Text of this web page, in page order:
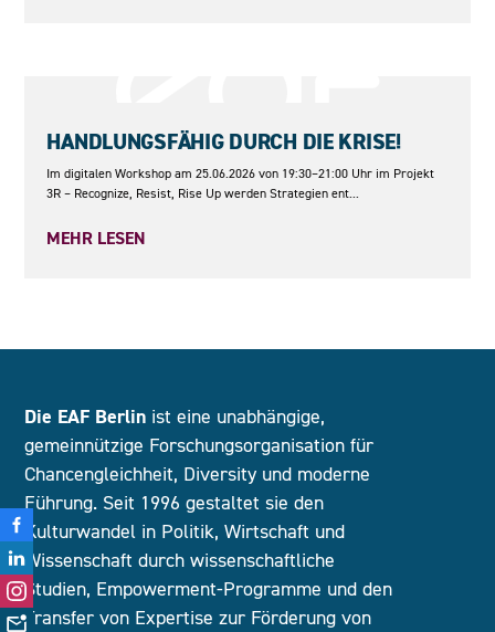
HANDLUNGSFÄHIG DURCH DIE KRISE!
Im digitalen Workshop am 25.06.2026 von 19:30–21:00 Uhr im Projekt
3R – Recognize, Resist, Rise Up werden Strategien ent...
MEHR LESEN
Die EAF Berlin ist eine unabhängige,
gemeinnützige Forschungsorganisation für
Chancengleichheit, Diversity und moderne
Führung. Seit 1996 gestaltet sie den
Kulturwandel in Politik, Wirtschaft und
Wissenschaft durch wissenschaftliche
Studien, Empowerment-Programme und den
Transfer von Expertise zur Förderung von